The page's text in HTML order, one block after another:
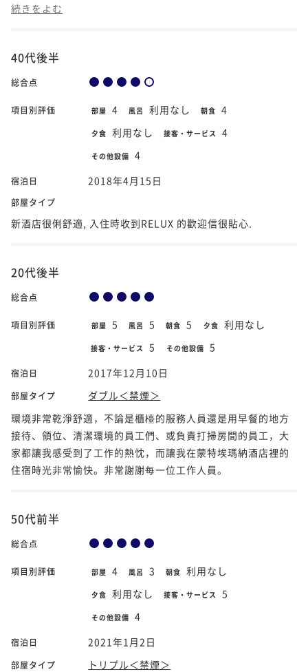
続きをよむ
40代後半
総合点
項目別評価 部屋 4 風呂 利用なし 朝食 4
夕食 利用なし 接客・サービス 4
その他設備 4
宿泊日 2018年4月15日
部屋タイプ
新酒店很俐舒適, 入住時收到RELUX 的歡迎信很貼心.
20代後半
総合点
項目別評価 部屋 5 風呂 5 朝食 5 夕食 利用なし
接客・サービス 5 その他設備 5
宿泊日 2017年12月10日
部屋タイプ
ダブル＜禁煙＞
環境非常乾淨舒適，不論是櫃檯的服務人員還是用早餐的地方
接待、領位、清潔環境的員工們、或負責打掃房間的員工，大
家都讓我感受到了工作的熱忱，而讓我在蒙特埃瑪納酒店裡的
住宿時光非常愉快。非常謝謝每一位工作人員。
50代前半
総合点
項目別評価 部屋 4 風呂 3 朝食 利用なし
夕食 利用なし 接客・サービス 5
その他設備 4
宿泊日 2021年1月2日
部屋タイプ トリプル＜禁煙＞